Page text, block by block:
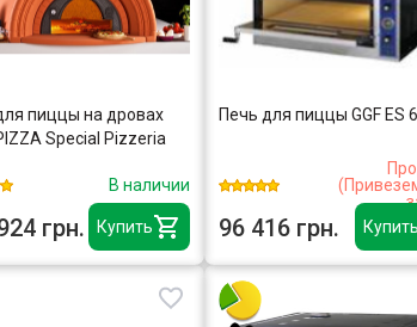
Купить
пиццы на дровах
Special Pizzeria
В наличии
грн. Купить
Печь для пиццы GGF ES
96 416 грн.